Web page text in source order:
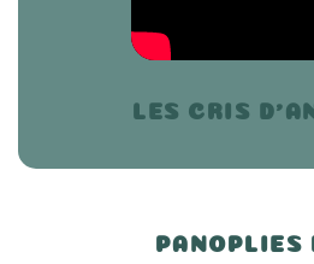
LES CRIS
PANOPLIES